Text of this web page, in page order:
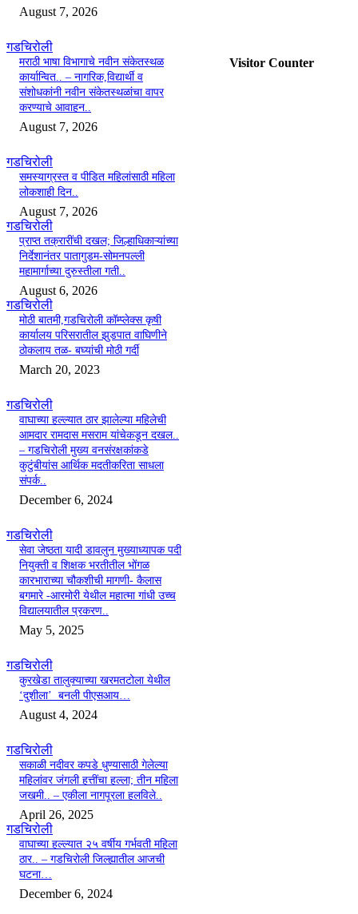
August 7, 2026
गडचिरोली
मराठी भाषा विभागाचे नवीन संकेतस्थळ
कार्यान्वित.. – नागरिक,विद्यार्थी व
संशोधकांनी नवीन संकेतस्थळांचा वापर
करण्याचे आवाहन..
August 7, 2026
गडचिरोली
समस्याग्रस्त व पीडित महिलांसाठी महिला
लोकशाही दिन..
August 7, 2026
गडचिरोली
प्राप्त तक्रारींची दखल; जिल्हाधिकाऱ्यांच्या
निर्देशानंतर पातागुडम-सोमनपल्ली
महामार्गाच्या दुरुस्तीला गती..
August 6, 2026
गडचिरोली
मोठी बातमी,गडचिरोली कॉम्प्लेक्स कृषी
कार्यालय परिसरातील झुडपात वाघिणीने
ठोकलाय तळ- बघ्यांची मोठी गर्दी
March 20, 2023
गडचिरोली
वाघाच्या हल्ल्यात ठार झालेल्या महिलेची
आमदार रामदास मसराम यांचेकडून दखल..
– गडचिरोली मुख्य वनसंरक्षकांकडे
कुटुंबीयांस आर्थिक मदतीकरिता साधला
संपर्क..
December 6, 2024
गडचिरोली
सेवा जेष्ठता यादी डावलुन मुख्याध्यापक पदी
नियुक्ती व शिक्षक भरतीतील भोंगळ
कारभाराच्या चौकशीची मागणी- कैलास
बगमारे -आरमोरी येथील महात्मा गांधी उच्च
विद्यालयातील प्रकरण..
May 5, 2025
गडचिरोली
कुरखेडा तालुक्याच्या खरमतटोला येथील
‘दुशीला’ बनली पीएसआय…
August 4, 2024
गडचिरोली
सकाळी नदीवर कपडे धुण्यासाठी गेलेल्या
महिलांवर जंगली हत्तींचा हल्ला; तीन महिला
जखमी.. – एकीला नागपूरला हलविले..
April 26, 2025
गडचिरोली
वाघाच्या हल्ल्यात २५ वर्षीय गर्भवती महिला
ठार.. – गडचिरोली जिल्ह्यातील आजची
घटना…
December 6, 2024
Visitor Counter